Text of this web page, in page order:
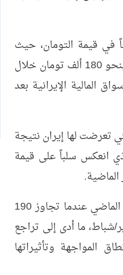
قيمة التومان، حيث
تراجع سعر الدولار الأمريكي إلى نحو 152 ألف تومان، مقارنة بنحو 180 ألف تومان خلال
المالية الإيرانية بعد
تعرضت لها إيران نتيجة
انعكس سلباً على قيمة
.
وكان سعر صرف الدولار قد بلغ ذروة تاريخية في مارس/آذار الماضي عندما تجاوز 190
مع اندلاع الحرب التي بدأت في 28 فبراير/شباط، ما أدى إلى تراجع
المواجهة وتأثيراتها